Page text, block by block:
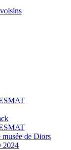
musée de Diors
2024